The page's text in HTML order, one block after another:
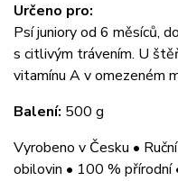
Určeno pro:
Psí juniory od 6 měsíců,
s citlivým trávením. U
vitamínu A v omezeném
Balení: 500 g
Vyrobeno v Česku •
obilovin • 100 % přírodní